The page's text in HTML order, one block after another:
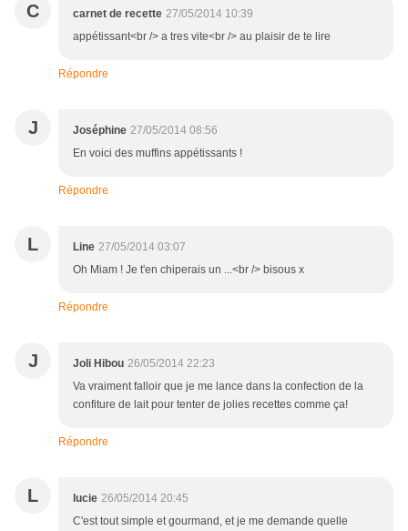
C carnet de recette 27/05/2014 10:39
appétissant<br /> a tres vite<br /> au plaisir de te lire
Répondre
J Joséphine 27/05/2014 08:56
En voici des muffins appétissants !
Répondre
L Line 27/05/2014 03:07
Oh Miam ! Je t'en chiperais un ...<br /> bisous x
Répondre
J Joli Hibou 26/05/2014 22:23
Va vraiment falloir que je me lance dans la confection de la
confiture de lait pour tenter de jolies recettes comme ça!
Répondre
L lucie 26/05/2014 20:45
C'est tout simple et gourmand, et je me demande quelle